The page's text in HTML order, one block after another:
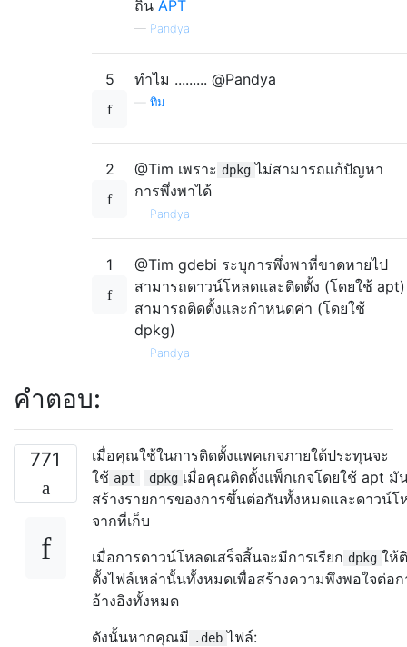
ถิ่น APT
— Pandya
5 ทำไม ......... @Pandya
ทิม
2 @Tim เพราะ dpkg ไม่สามารถแก้ปัญหา
การพึ่งพาได้
— Pandya
1
@Tim gdebi ระบุการพึ่งพาที่ขาดหายไป
สามารถดาวน์โหลดและติดตั้ง (โดยใช้ apt)
สามารถติดตั้งและกำหนดค่า (โดยใช้
dpkg)
— Pandya
คำตอบ:
771
เมื่อคุณใช้ในการติดตั้งแพคเกจภายใต้ประทุนจะ
ใช้ apt dpkg เมื่อคุณติดตั้งแพ็กเกจโดยใช้ apt มั
สร้างรายการของการขึ้นต่อกันทั้งหมดและดาวน์โ
จากที่เก็บ
เมื่อการดาวน์โหลดเสร็จสิ้นจะมีการเรียก dpkg ให้
ตั้งไฟล์เหล่านั้นทั้งหมดเพื่อสร้างความพึงพอใจต่อก
อ้างอิงทั้งหมด
ดังนั้นหากคุณมี .deb ไฟล์: